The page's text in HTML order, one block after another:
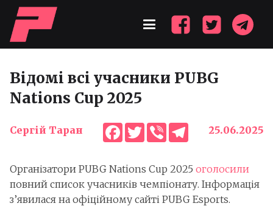
Відомі всі учасники PUBG
Nations Cup 2025
Сергій Таран Facebook
TwitterViber Telegram
25.06.2025
Організатори PUBG Nations Cup 2025 оголосили
повний список учасників чемпіонату. Інформація
з’явилася на офіційному сайті PUBG Esports.